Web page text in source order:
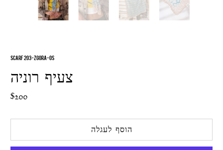
SCARF 203-ZGORA-OS
צעיף רוניה
$200
הוסף לעגלה